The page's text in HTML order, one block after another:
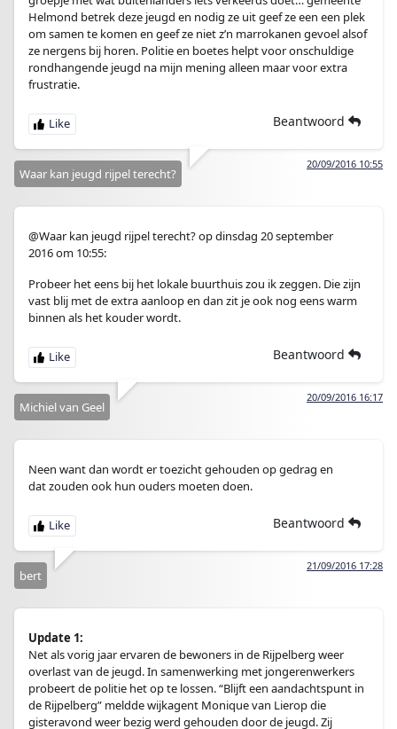
Helmond betrek deze jeugd en nodig ze uit geef ze een een plek
om samen te komen en geef ze niet z’n marrokanen gevoel alsof
ze nergens bij horen. Politie en boetes helpt voor onschuldige
rondhangende jeugd na mijn mening alleen maar voor extra
frustratie.
Beantwoord
20/09/2016 10:55
Waar kan jeugd rijpel terecht?
@Waar kan jeugd rijpel terecht? op dinsdag 20 september
2016 om 10:55:
Probeer het eens bij het lokale buurthuis zou ik zeggen. Die zijn
vast blij met de extra aanloop en dan zit je ook nog eens warm
binnen als het kouder wordt.
Beantwoord
20/09/2016 16:17
Michiel van Geel
Neen want dan wordt er toezicht gehouden op gedrag en
dat zouden ook hun ouders moeten doen.
Beantwoord
21/09/2016 17:28
bert
Update 1:
Net als vorig jaar ervaren de bewoners in de Rijpelberg weer
overlast van de jeugd. In samenwerking met jongerenwerkers
probeert de politie het op te lossen. “Blijft een aandachtspunt in
de Rijpelberg” meldde wijkagent Monique van Lierop die
gisteravond weer bezig werd gehouden door de jeugd. Zij